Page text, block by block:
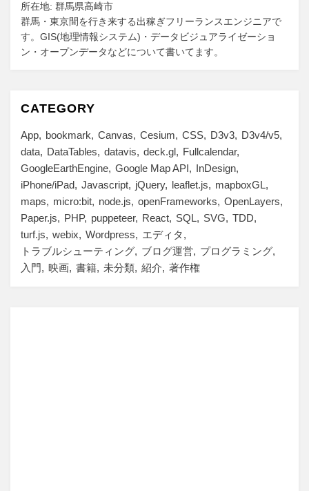
所在地: 群馬県高崎市
群馬・東京間を行き来する出稼ぎフリーランスエンジニアで
す。GIS(地理情報システム)・データビジュアライゼーショ
ン・オープンデータなどについて書いてます。
CATEGORY
App bookmark Canvas Cesium CSS D3v3
D3v4/v5
data
DataTables datavis deck.gl
Fullcalendar
GoogleEarthEngine Google Map API
InDesign
iPhone/iPad Javascript jQuery leaflet.js
mapboxGL
maps
micro:bit node.js openFrameworks
OpenLayers
Paper.js
PHP puppeteer React SQL SVG
TDD
turf.js
webix Wordpress
エディタ
トラブルシューティング
ブログ運営
プログラミング
入門
映画 書籍 未分類 紹介 著作権